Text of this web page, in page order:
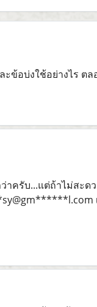
ข้อบ่งใช้อย่างไร ต
ครับ...แต่ถ้าไม่สะ